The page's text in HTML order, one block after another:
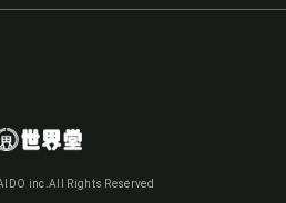
inc.All Rights Reserved